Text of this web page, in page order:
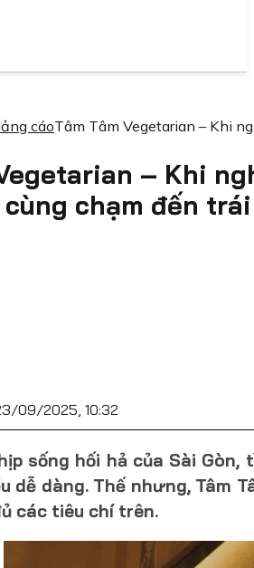
cáoTâm Tâm Vegetarian – Khi
– Khi
cùng chạm đến
09/2025, 10:32
sống hối hả của Sài
dễ dàng. Thế nhưng, Tâm
các tiêu chí trên.